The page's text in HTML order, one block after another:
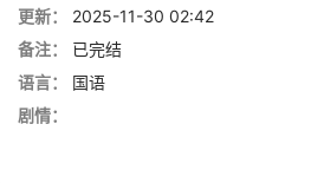
更新：
2025-11-30 02:42
备注：
已完结
语言：
国语
剧情：